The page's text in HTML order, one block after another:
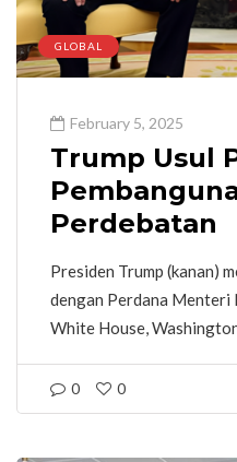
GLOBAL
February 5, 2025
Trump Usul
Perdebatan
Presiden Trump (kanan)
dengan Perdana Menteri
White House,
0 0